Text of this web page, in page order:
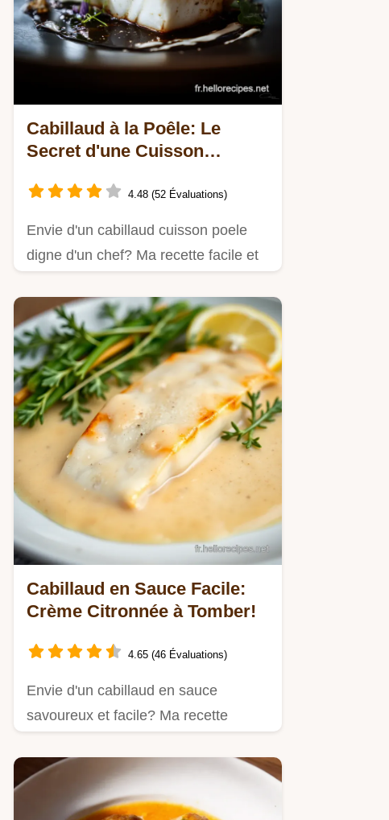
Cabillaud à la Poêle: Le
Secret d'une Cuisson
4.48 (52 Évaluations)
Envie d'un cabillaud cuisson poele
digne d'un chef? Ma recette facile et
Cabillaud en Sauce Facile:
Crème Citronnée à Tomber!
4.65 (46 Évaluations)
Envie d'un cabillaud en sauce
savoureux et facile? Ma recette